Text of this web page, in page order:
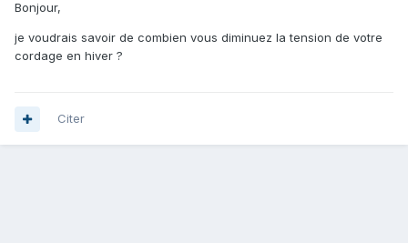
Bonjour,
je voudrais savoir de combien vous diminuez la tension de votre
cordage en hiver ?
Citer